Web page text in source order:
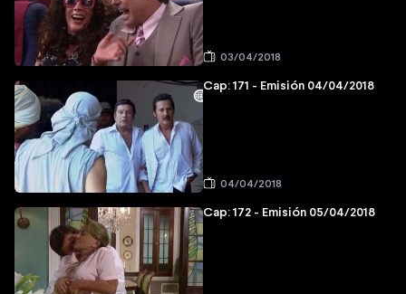
03/04/2018
Cap: 171 - Emisión 04/04/2018
04/04/2018
Cap: 172 - Emisión 05/04/2018